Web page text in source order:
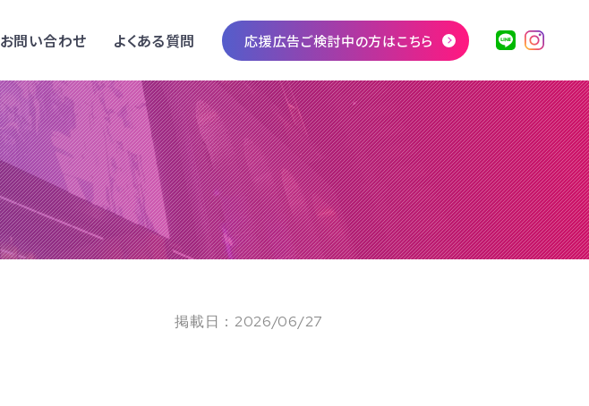
お問い合わせ よくある質問 応援広告ご検討中の方はこちら
掲載日：2026/06/27